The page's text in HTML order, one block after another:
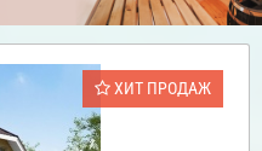
ХИТ ПРОДАЖ